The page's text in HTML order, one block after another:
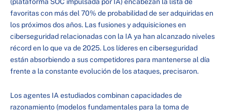
(plataforma SOC impulsada por IA) encabezan la lista de
favoritas con más del 70% de probabilidad de ser adquiridas en
los próximos dos años. Las fusiones y adquisiciones en
ciberseguridad relacionadas con la IA ya han alcanzado niveles
récord en lo que va de 2025. Los líderes en ciberseguridad
están absorbiendo a sus competidores para mantenerse al día
frente a la constante evolución de los ataques, precisaron.
Los agentes IA estudiados combinan capacidades de
razonamiento (modelos fundamentales para la toma de